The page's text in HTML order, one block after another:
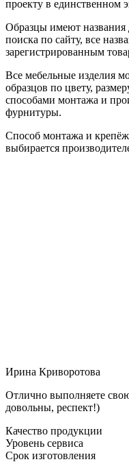
проекту в единственном
Образцы имеют названия
поиска по сайту, все
зарегистрированным
Все мебельные изделия
образцов по цвету,
способами монтажа и
фурнитуры.
Способ монтажа и
выбирается
Ирина Криворотова
Отлично выполняете
довольны, респект!)
Качество продукции
Уровень сервиса
Срок изготовления